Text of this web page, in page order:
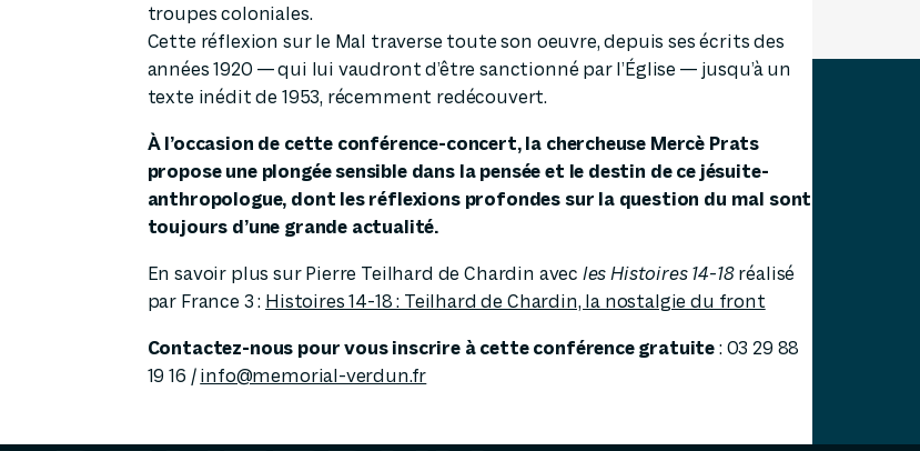
troupes coloniales.
Cette réflexion sur le Mal traverse toute son oeuvre, depuis ses écrits des
années 1920 — qui lui vaudront d’être sanctionné par l’Église — jusqu’à un
texte inédit de 1953, récemment redécouvert.
À l’occasion de cette conférence-concert, la chercheuse Mercè Prats
propose une plongée sensible dans la pensée et le destin de ce jésuite-
anthropologue, dont les réflexions profondes sur la question du mal sont
toujours d’une grande actualité.
En savoir plus sur Pierre Teilhard de Chardin avec les Histoires 14-18réalisé
par France 3 : Histoires 14-18 : Teilhard de Chardin, la nostalgie du front
Contactez-nous pour vous inscrire à cette conférence gratuite: 03 29 88
19 16 /info@memorial-verdun.fr